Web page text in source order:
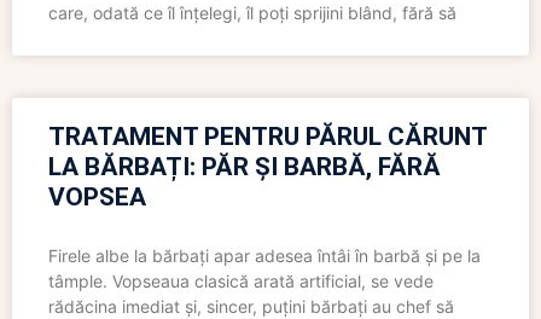
care, odată ce îl înțelegi, îl poți sprijini blând, fără să
TRATAMENT PENTRU PĂRUL CĂRUNT
LA BĂRBAȚI: PĂR ȘI BARBĂ, FĂRĂ
VOPSEA
Firele albe la bărbați apar adesea întâi în barbă și pe la
tâmple. Vopseaua clasică arată artificial, se vede
rădăcina imediat și, sincer, puțini bărbați au chef să